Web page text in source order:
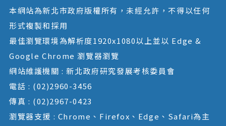
本網站為新北市政府版權所有，未經允許，不得以任何
形式複製和採用
最佳瀏覽環境為解析度1920x1080以上並以 Edge &
Google Chrome 瀏覽器瀏覽
網站維護機關 : 新北政府研究發展考核委員會
電話 : (02)2960-3456
傳真 : (02)2967-0423
瀏覽器支援 : Chrome、Firefox、Edge、Safari為主